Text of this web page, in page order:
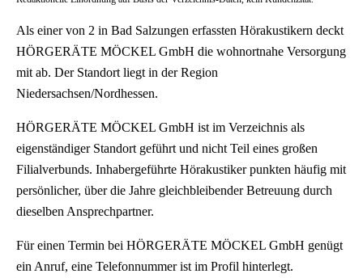
Als einer von 2 in Bad Salzungen erfassten Hörakustikern deckt
HÖRGERÄTE MÖCKEL GmbH die wohnortnahe Versorgung
mit ab. Der Standort liegt in der Region
Niedersachsen/Nordhessen.
HÖRGERÄTE MÖCKEL GmbH ist im Verzeichnis als
eigenständiger Standort geführt und nicht Teil eines großen
Filialverbunds. Inhabergeführte Hörakustiker punkten häufig mit
persönlicher, über die Jahre gleichbleibender Betreuung durch
dieselben Ansprechpartner.
Für einen Termin bei HÖRGERÄTE MÖCKEL GmbH genügt
ein Anruf, eine Telefonnummer ist im Profil hinterlegt.